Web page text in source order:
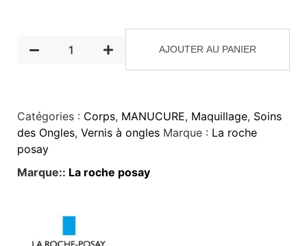
AJOUTER AU PANIER
Catégories : Corps, MANUCURE, Maquillage, Soins
des Ongles, Vernis à ongles Marque : La roche
posay
Marque:: La roche posay